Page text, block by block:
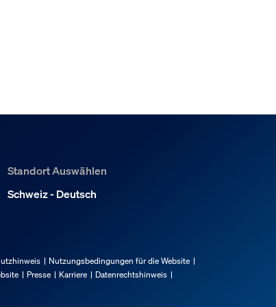
Standort Auswählen
Schweiz - Deutsch
Nutzungsbedingungen für die Website
Presse Karriere
Datenrechtshinweis